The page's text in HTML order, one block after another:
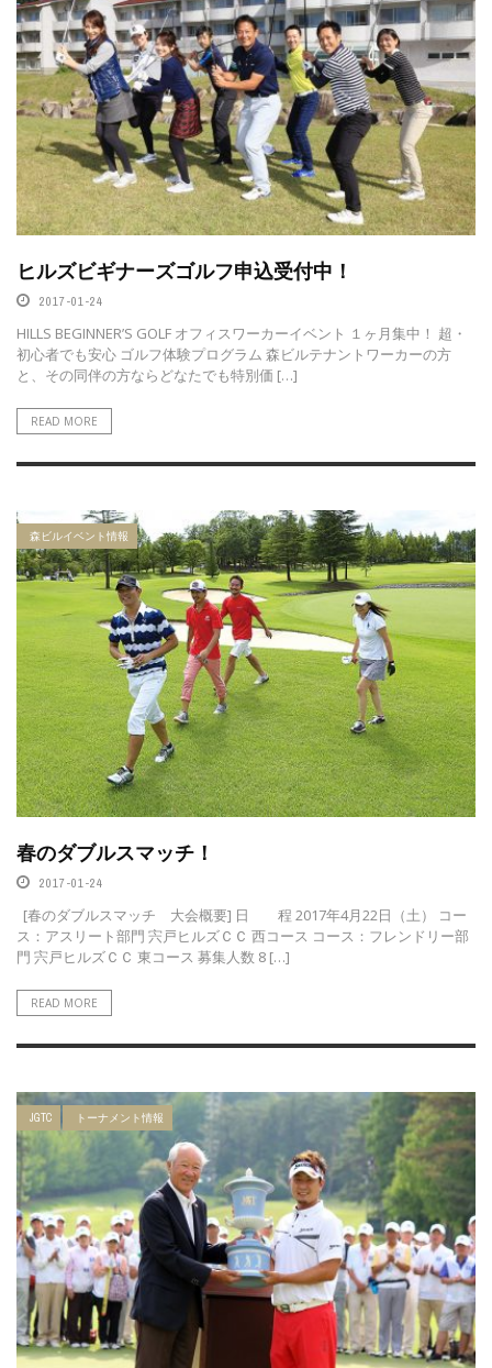
ヒルズビギナーズゴルフ申込受付中！
2017-01-24
HILLS BEGINNER’S GOLF オフィスワーカーイベント １ヶ月集中！ 超・
初心者でも安心 ゴルフ体験プログラム 森ビルテナントワーカーの方
と、その同伴の方ならどなたでも特別価 […]
READ MORE
森ビルイベント情報
春のダブルスマッチ！
2017-01-24
[春のダブルスマッチ 大会概要] 日 程 2017年4月22日（土） コー
ス：アスリート部門 宍戸ヒルズＣＣ 西コース コース：フレンドリー部
門 宍戸ヒルズＣＣ 東コース 募集人数 8 […]
READ MORE
JGTC トーナメント情報